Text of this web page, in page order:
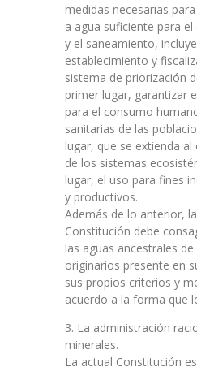
medidas necesarias
a agua suficiente para
y el saneamiento,
establecimiento y
sistema de priorización
primer lugar, garantizar
para el consumo
sanitarias de las
lugar, que se extienda
de los sistemas
lugar, el uso para fines
y productivos.
Además de lo anterior,
Constitución debe
las aguas ancestrales
originarios presente en
sus propios criterios y
acuerdo a la forma que
3. La administración
minerales.
La actual Constitución